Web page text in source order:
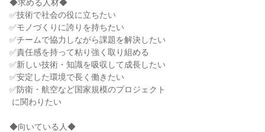
◆求める人材◆
✅技術で社会の役に立ちたい
✅モノづくりに誇りを持ちたい
✅チームで協力しながら課題を解決したい
✅責任感を持って粘り強く取り組める
✅新しい技術・知識を吸収して成長したい
✅安定した環境で長く働きたい
✅防衛・航空など国家規模のプロジェクト
◆向いている人◆